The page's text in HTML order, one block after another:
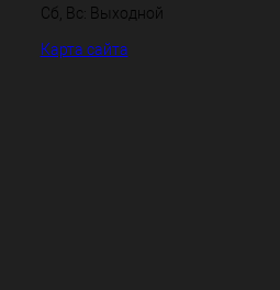
Сб, Вс: Выходной
Карта сайта